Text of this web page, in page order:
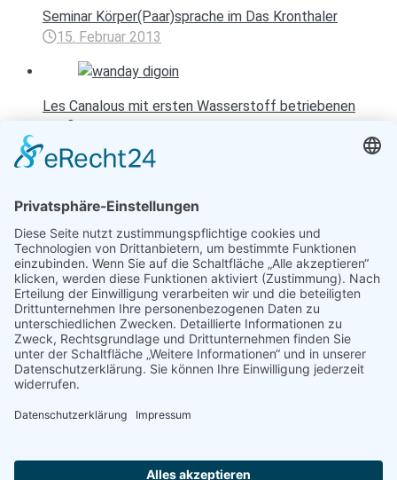
Seminar Körper(Paar)sprache im Das Kronthaler
15. Februar 2013
Les Canalous mit ersten Wasserstoff betriebenen
19. Mai 2023
Urlaub zum Bestpreis
Früheste Anreise: